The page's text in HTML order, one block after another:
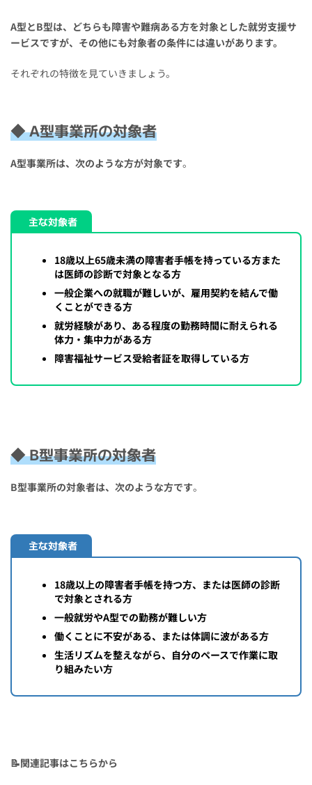
A型とB型は、どちらも障害や難病ある方を対象とした就労支援サ
ービスですが、その他にも対象者の条件には違いがあります。
それぞれの特徴を見ていきましょう。
◆ A型事業所の対象者
A型事業所は、次のような方が対象です。
主な対象者
18歳以上65歳未満の障害者手帳を持っている方また
は医師の診断で対象となる方
一般企業への就職が難しいが、雇用契約を結んで働
くことができる方
就労経験があり、ある程度の勤務時間に耐えられる
体力・集中力がある方
障害福祉サービス受給者証を取得している方
◆ B型事業所の対象者
B型事業所の対象者は、次のような方です。
主な対象者
18歳以上の障害者手帳を持つ方、または医師の診断
で対象とされる方
一般就労やA型での勤務が難しい方
働くことに不安がある、または体調に波がある方
生活リズムを整えながら、自分のペースで作業に取
り組みたい方
📝関連記事はこちらから